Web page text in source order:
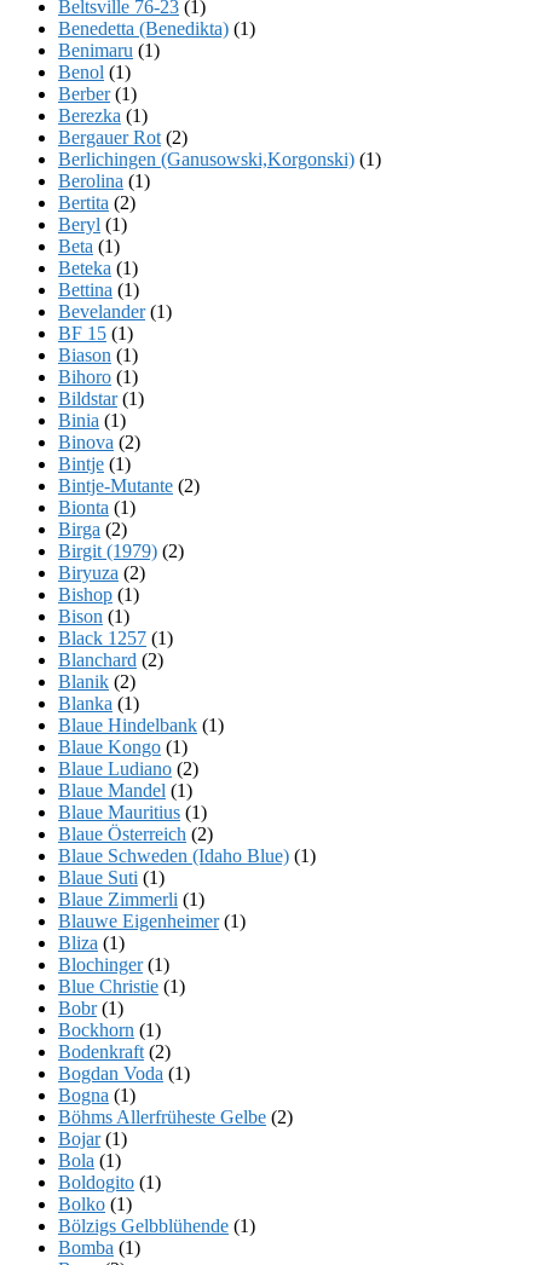
Beltsville 76-23 (1)
Benedetta (Benedikta) (1)
Benimaru (1)
Benol (1)
Berber(1)
Berezka (1)
Bergauer Rot (2)
Berlichingen (Ganusowski,Korgonski) (1)
Berolina (1)
Bertita (2)
Beryl (1)
Beta (1)
Beteka (1)
Bettina (1)
Bevelander(1)
BF 15 (1)
Biason (1)
Bihoro (1)
Bildstar(1)
Binia (1)
Binova (2)
Bintje (1)
Bintje-Mutante (2)
Bionta (1)
Birga (2)
Birgit (1979) (2)
Biryuza (2)
Bishop (1)
Bison (1)
Black 1257 (1)
Blanchard (2)
Blanik (2)
Blanka (1)
Blaue Hindelbank (1)
Blaue Kongo (1)
Blaue Ludiano (2)
Blaue Mandel (1)
Blaue Mauritius (1)
Blaue Österreich (2)
Blaue Schweden (Idaho Blue) (1)
Blaue Suti (1)
Blaue Zimmerli (1)
Blauwe Eigenheimer(1)
Bliza (1)
Blochinger(1)
Blue Christie (1)
Bobr(1)
Bockhorn (1)
Bodenkraft (2)
Bogdan Voda (1)
Bogna (1)
Böhms Allerfrüheste Gelbe (2)
Bojar(1)
Bola (1)
Boldogito (1)
Bolko (1)
Bölzigs Gelbblühende (1)
Bomba (1)